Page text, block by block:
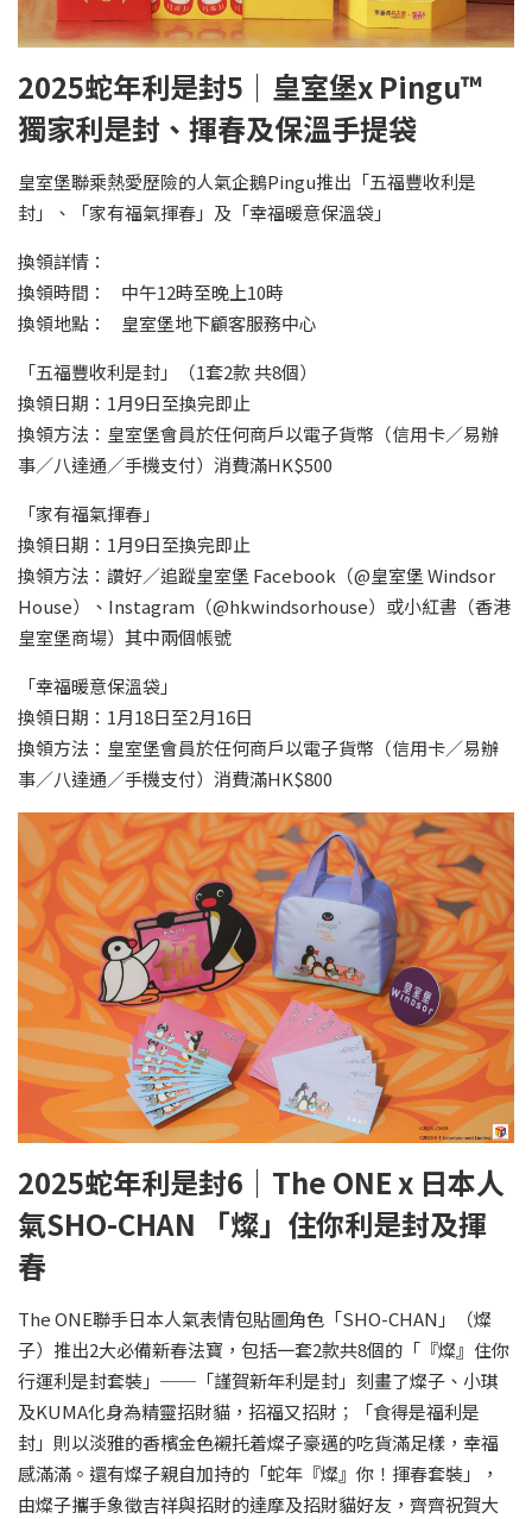
2025蛇年利是封5｜皇室堡x Pingu™
獨家利是封、揮春及保溫手提袋
皇室堡聯乘熱愛歷險的人氣企鵝Pingu推出「五福豐收利是
封」、「家有福氣揮春」及「幸福暖意保溫袋」
換領詳情：
換領時間： 中午12時至晚上10時
換領地點： 皇室堡地下顧客服務中心
「五福豐收利是封」（1套2款 共8個）
換領日期：1月9日至換完即止
換領方法：皇室堡會員於任何商戶以電子貨幣（信用卡／易辦
事／八達通／手機支付）消費滿HK$500
「家有福氣揮春」
換領日期：1月9日至換完即止
換領方法：讚好／追蹤皇室堡 Facebook（@皇室堡 Windsor
House）、Instagram（@hkwindsorhouse）或小紅書（香港
皇室堡商場）其中兩個帳號
「幸福暖意保溫袋」
換領日期：1月18日至2月16日
換領方法：皇室堡會員於任何商戶以電子貨幣（信用卡／易辦
事／八達通／手機支付）消費滿HK$800
2025蛇年利是封6｜The ONE x 日本人
氣SHO-CHAN 「燦」住你利是封及揮
春
The ONE聯手日本人氣表情包貼圖角色「SHO-CHAN」（燦
子）推出2大必備新春法寶，包括一套2款共8個的「『燦』住你
行運利是封套裝」──「謹賀新年利是封」刻畫了燦子、小琪
及KUMA化身為精靈招財貓，招福又招財；「食得是福利是
封」則以淡雅的香檳金色襯托着燦子豪邁的吃貨滿足樣，幸福
感滿滿。還有燦子親自加持的「蛇年『燦』你！揮春套裝」，
由燦子攜手象徵吉祥與招財的達摩及招財貓好友，齊齊祝賀大